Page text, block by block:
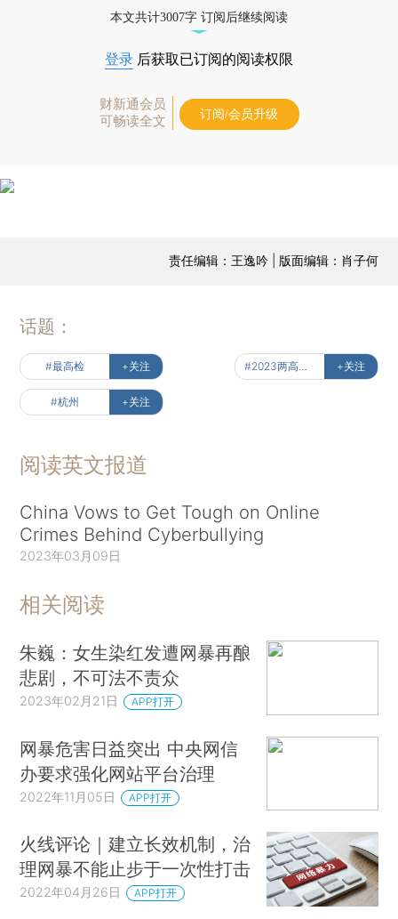
本文共计3007字 订阅后继续阅读
登录 后获取已订阅的阅读权限
财新通会员
可畅读全文
订阅/会员升级
责任编辑：王逸吟 | 版面编辑：肖子何
话题：
#最高检 +关注 #2023两高报告 +关注
#杭州 +关注
阅读英文报道
China Vows to Get Tough on Online
Crimes Behind Cyberbullying
2023年03月09日
相关阅读
朱巍：女生染红发遭网暴再酿
悲剧，不可法不责众
2023年02月21日 APP打开
网暴危害日益突出 中央网信
办要求强化网站平台治理
2022年11月05日 APP打开
火线评论｜建立长效机制，治
理网暴不能止步于一次性打击
2022年04月26日 APP打开